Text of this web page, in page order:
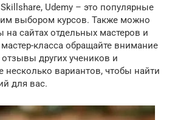
Udemy – это популярные
выбором курсов. Также можно
на сайтах отдельных мастеров и
класса обращайте внимание
других учеников и
несколько вариантов, чтобы найти
для вас.